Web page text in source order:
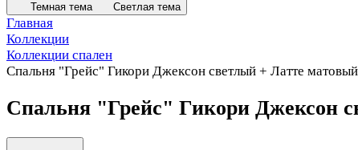
Темная тема Светлая тема
Главная
Коллекции
Коллекции спален
Спальня "Грейс" Гикори Джексон светлый + Латте матовый
Спальня "Грейс" Гикори Джексон